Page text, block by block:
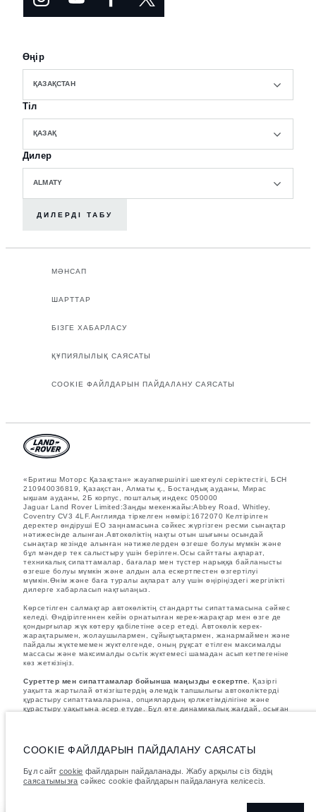
Өңір
ҚАЗАҚСТАН
Тіл
ҚАЗАҚ
Дилер
ALMATY
ДИЛЕРДІ ТАБУ
МӘНСАП
ШАРТТАР
БІЗГЕ ХАБАРЛАСУ
ҚҰПИЯЛЫЛЫҚ САЯСАТЫ
COOKIE ФАЙЛДАРЫН ПАЙДАЛАНУ САЯСАТЫ
«Бритиш Моторс Қазақстан» жауапкершілігі шектеулі серіктестігі, БСН
210940036819, Қазақстан, Алматы қ., Бостандық ауданы, Мирас
ықшам ауданы, 2Б корпус, пошталық индекс 050000
Jaguar Land Rover Limited:Заңды мекенжайы:Abbey Road, Whitley,
Coventry CV3 4LF.Англияда тіркелген нөмірі:1672070 Келтірілген
деректер өндіруші ЕО заңнамасына сәйкес жүргізген ресми сынақтар
нәтижесінде алынған.Автокөліктің нақты отын шығыны осындай
сынақтар кезінде алынған нәтижелерден өзгеше болуы мүмкін және
бұл мәндер тек салыстыру үшін берілген.Осы сайттағы ақпарат,
техникалық сипаттамалар, бағалар мен түстер нарыққа байланысты
өзгеше болуы мүмкін және алдын ала ескертпестен өзгертілуі
мүмкін.Өнім және баға туралы ақпарат алу үшін өңіріңіздегі жергілікті
дилерге хабарласып нақтылаңыз.
Көрсетілген салмақтар автокөліктің стандартты сипаттамасына сәйкес
келеді. Өндірілгеннен кейін орнатылған керек-жарақтар мен өзге де
қондырғылар жүк көтеру қабілетіне әсер етеді. Автокөлік керек-
жарақтарымен, жолаушылармен, сұйықтықтармен, жанармаймен және
пайдалы жүктемемен жүктелгенде, оның рұқсат етілген максималды
массасы және максималды осьтік жүктемесі шамадан асып кетпегеніне
көз жеткізіңіз.
Суреттер мен сипаттамалар бойынша маңызды ескертпе. Қазіргі
уақытта жартылай өткізгіштердің әлемдік тапшылығы автокөліктерді
құрастыру сипаттамаларына, опциялардың қолжетімділігіне және
құрастыру уақытына әсер етуде. Бұл өте динамикалық жағдай, осыған
жасау үшін кез келген ағымдағы шектеулерді растай алатын
сатушымен кеңесіңіз.
Көрсетілген бағаларға қосылған құн салығын (ҚҚС) қосылған.
Бағалар тек 2026 жылғы модельдер үшін жарамды.
COOKIE ФАЙЛДАРЫН ПАЙДАЛАНУ САЯСАТЫ
Бұл сайт cookie файлдарын пайдаланады. Жабу арқылы сіз біздің
саясатымызға сәйкес cookie файлдарын пайдалануға келісесіз.